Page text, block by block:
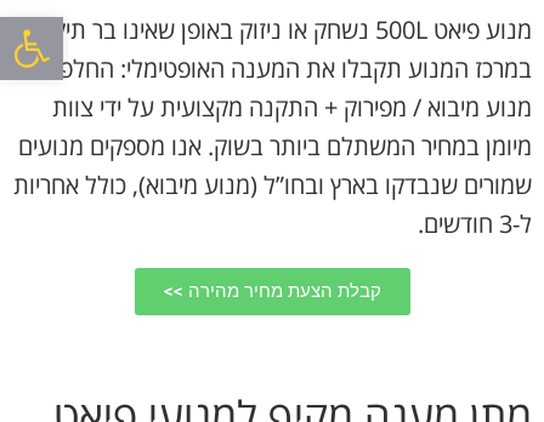
פתח
מנוע פיאט 500L נשחק או ניזוק באופן שאינו בר תיקון?
במרכז המנוע תקבלו את המענה האופטימלי: החלפת
מנוע מיבוא / מפירוק + התקנה מקצועית על ידי צוות
מיומן במחיר המשתלם ביותר בשוק. אנו מספקים מנועים
שמורים שנבדקו בארץ ובחו”ל (מנוע מיבוא), כולל אחריות
ל-3 חודשים.
קבלת הצעת מחיר מהירה >>